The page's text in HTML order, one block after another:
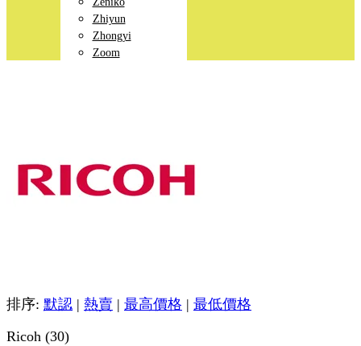
Zhiyun
Zhongyi
Zoom
排序: 默認 | 熱賣 | 最高價格 | 最低價格
Ricoh (30)